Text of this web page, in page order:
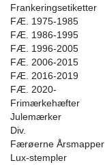
Frankeringsetiketter
FÆ. 1975-1985
FÆ. 1986-1995
FÆ. 1996-2005
FÆ. 2006-2015
FÆ. 2016-2019
FÆ. 2020-
Frimærkehæfter
Julemærker
Div.
Færøerne Årsmapper
Lux-stempler